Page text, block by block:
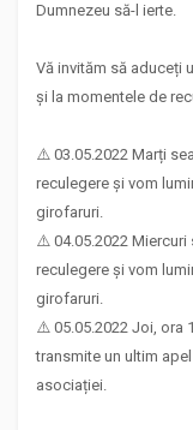
Dumnezeu să-l ierte.
Vă invităm să aduceți
și la momentele de
⚠️ 03.05.2022 Marți
reculegere și vom
girofaruri.
⚠️ 04.05.2022 Miercuri
reculegere și vom
girofaruri.
⚠️ 05.05.2022 Joi, ora
transmite un ultim
asociației.